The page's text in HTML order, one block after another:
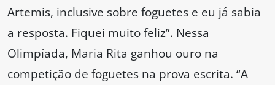
Artemis, inclusive sobre foguetes e eu já sabia
a resposta. Fiquei muito feliz”. Nessa
Olimpíada, Maria Rita ganhou ouro na
competição de foguetes na prova escrita. “A